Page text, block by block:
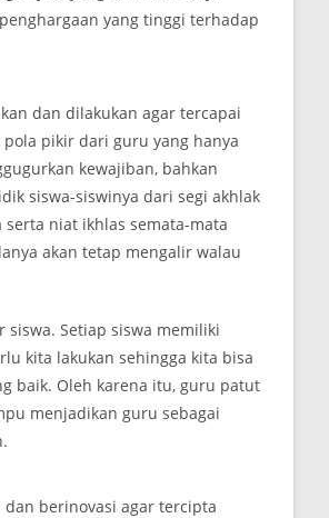
yang tinggi terhadap
dan dilakukan agar tercapai
pikir dari guru yang hanya
kewajiban, bahkan
siswa-siswinya dari segi akhlak
niat ikhlas semata-mata
akan tetap mengalir walau
Setiap siswa memiliki
kita lakukan sehingga kita bisa
baik. Oleh karena itu, guru patut
menjadikan guru sebagai
berinovasi agar tercipta